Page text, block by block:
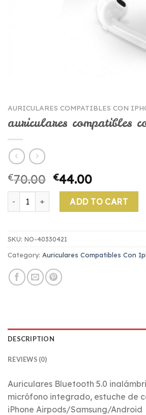
AURICULARES COMPATIBLES CON
auriculares compatibles
€70.00 €44.00
auriculares compatibles con iphone
ADD TO CART
SKU: NO-40330421
Category: Auriculares Compatibles Con
DESCRIPTION
REVIEWS (0)
Auriculares Bluetooth 5.0
micrófono integrado, estuche de
iPhone Airpods/Samsung/Android